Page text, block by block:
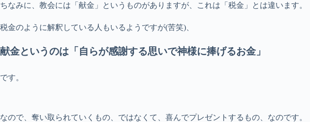
ちなみに、教会には「献金」というものがありますが、これは「税金」とは違います。
税金のように解釈している人もいるようですが(苦笑)、
献金というのは「自らが感謝する思いで神様に捧げるお金」
です。
なので、奪い取られていくもの、ではなくて、喜んでプレゼントするもの、なのです。